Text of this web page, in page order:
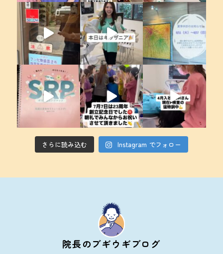
さらに読み込む Instagram でフォロー
院長のブギウギブログ